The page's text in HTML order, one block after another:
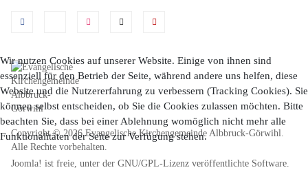
Copyright © 2026 Evangelische Kirchengemeinde Albbruck-Görwihl.
Alle Rechte vorbehalten.
Joomla! ist freie, unter der GNU/GPL-Lizenz veröffentlichte Software.
Wir nutzen Cookies auf unserer Website. Einige von ihnen sind
essenziell für den Betrieb der Seite, während andere uns helfen, diese
Website und die Nutzererfahrung zu verbessern (Tracking Cookies). Sie
können selbst entscheiden, ob Sie die Cookies zulassen möchten. Bitte
beachten Sie, dass bei einer Ablehnung womöglich nicht mehr alle
Funktionalitäten der Seite zur Verfügung stehen.